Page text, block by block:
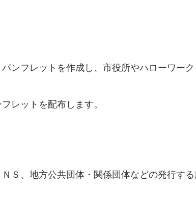
ンフレットを作成し、市役所やハローワー
レットを配布します。
Ｓ、地方公共団体・関係団体などの発行す